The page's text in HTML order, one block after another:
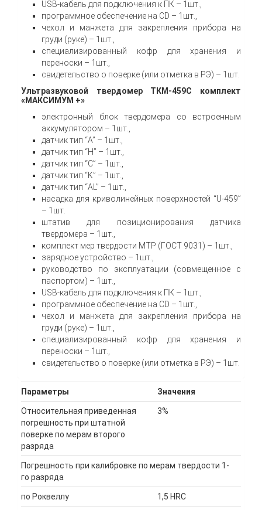
USB-кабель для подключения к ПК – 1шт.,
программное обеспечение на CD – 1шт.,
чехол и манжета для закрепления прибора на
груди (руке) – 1шт.,
специализированный кофр для хранения и
переноски – 1шт.,
свидетельство о поверке (или отметка в РЭ) – 1шт.
Ультразвуковой твердомер ТКМ-459С комплект
«МАКСИМУМ +»
электронный блок твердомера со встроенным
аккумулятором – 1шт.,
датчик тип “A” – 1шт.,
датчик тип “H” – 1шт.,
датчик тип “C” – 1шт.,
датчик тип “K” – 1шт.,
датчик тип “AL” – 1шт.,
насадка для криволинейных поверхностей “U-459”
– 1шт.
штатив для позиционирования датчика
твердомера – 1шт.,
комплект мер твердости МТР (ГОСТ 9031) – 1шт.,
зарядное устройство – 1шт.,
руководство по эксплуатации (совмещенное с
паспортом) – 1шт.,
USB-кабель для подключения к ПК – 1шт.,
программное обеспечение на CD – 1шт.,
чехол и манжета для закрепления прибора на
груди (руке) – 1шт.,
специализированный кофр для хранения и
переноски – 1шт.,
свидетельство о поверке (или отметка в РЭ) – 1шт.
Параметры Значения
Относительная приведенная
погрешность при штатной
поверке по мерам второго
разряда
3%
Погрешность при калибровке по мерам твердости 1-
го разряда
по Роквеллу 1,5 HRC